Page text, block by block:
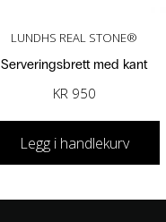
LUNDHS REAL STONE®
Serveringsbrett med kant
KR 950
Legg i handlekurv